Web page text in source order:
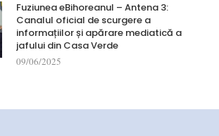
Fuziunea eBihoreanul – Antena 3:
Canalul oficial de scurgere a
informațiilor și apărare mediatică a
jafului din Casa Verde
09/06/2025